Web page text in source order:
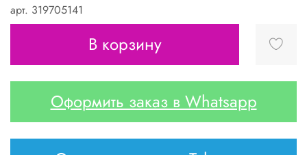
арт. 319705141
В корзину
Оформить заказ в Whatsapp